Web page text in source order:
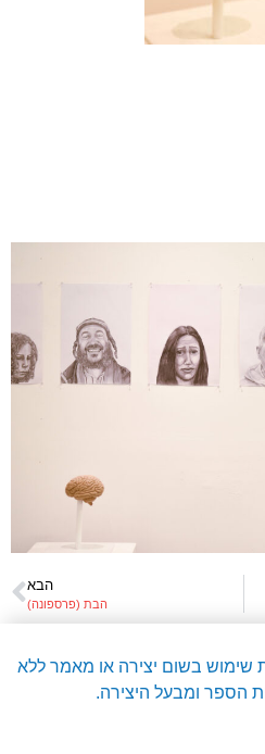
הבא
הבת (פרספונה)
שימוש בשום יצירה או מאמר ללא
הספר ומבעל היצירה.